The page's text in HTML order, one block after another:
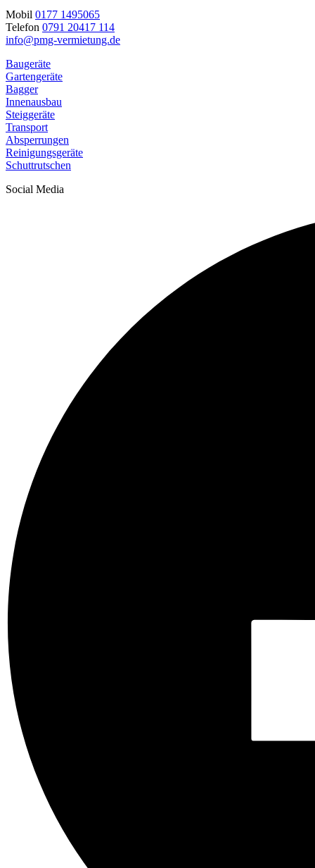
Mobil 0177 1495065
Telefon 0791 20417 114
info@pmg-vermietung.de
Baugeräte
Gartengeräte
Bagger
Innenausbau
Steiggeräte
Transport
Absperrungen
Reinigungsgeräte
Schuttrutschen
Social Media